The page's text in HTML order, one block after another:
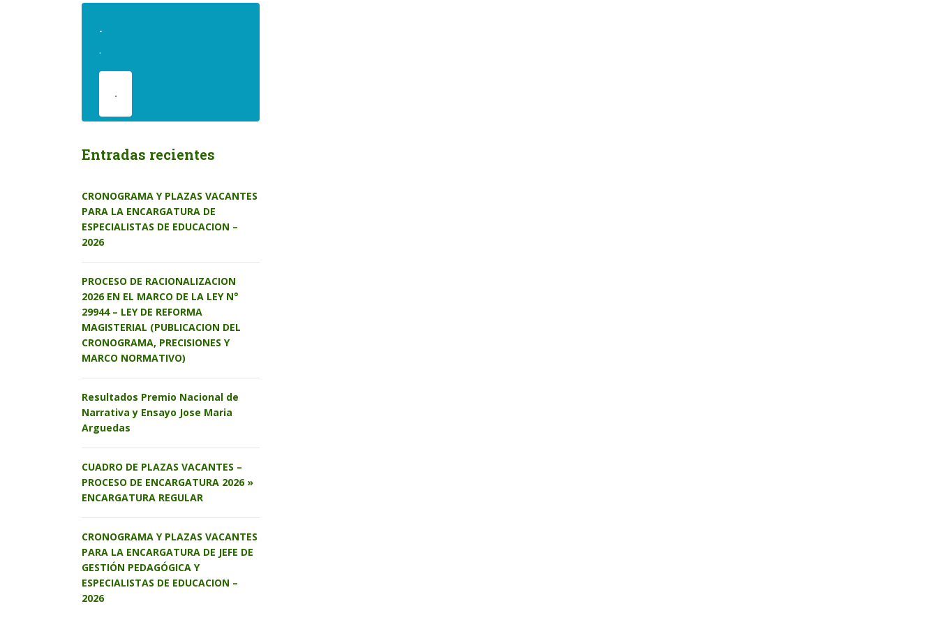
.
.
.
Entradas recientes
CRONOGRAMA Y PLAZAS VACANTES
PARA LA ENCARGATURA DE
ESPECIALISTAS DE EDUCACION –
2026
PROCESO DE RACIONALIZACION
2026 EN EL MARCO DE LA LEY N°
29944 – LEY DE REFORMA
MAGISTERIAL (PUBLICACION DEL
CRONOGRAMA, PRECISIONES Y
MARCO NORMATIVO)
Resultados Premio Nacional de
Narrativa y Ensayo Jose Maria
Arguedas
CUADRO DE PLAZAS VACANTES –
PROCESO DE ENCARGATURA 2026 »
ENCARGATURA REGULAR
CRONOGRAMA Y PLAZAS VACANTES
PARA LA ENCARGATURA DE JEFE DE
GESTIÓN PEDAGÓGICA Y
ESPECIALISTAS DE EDUCACION –
2026